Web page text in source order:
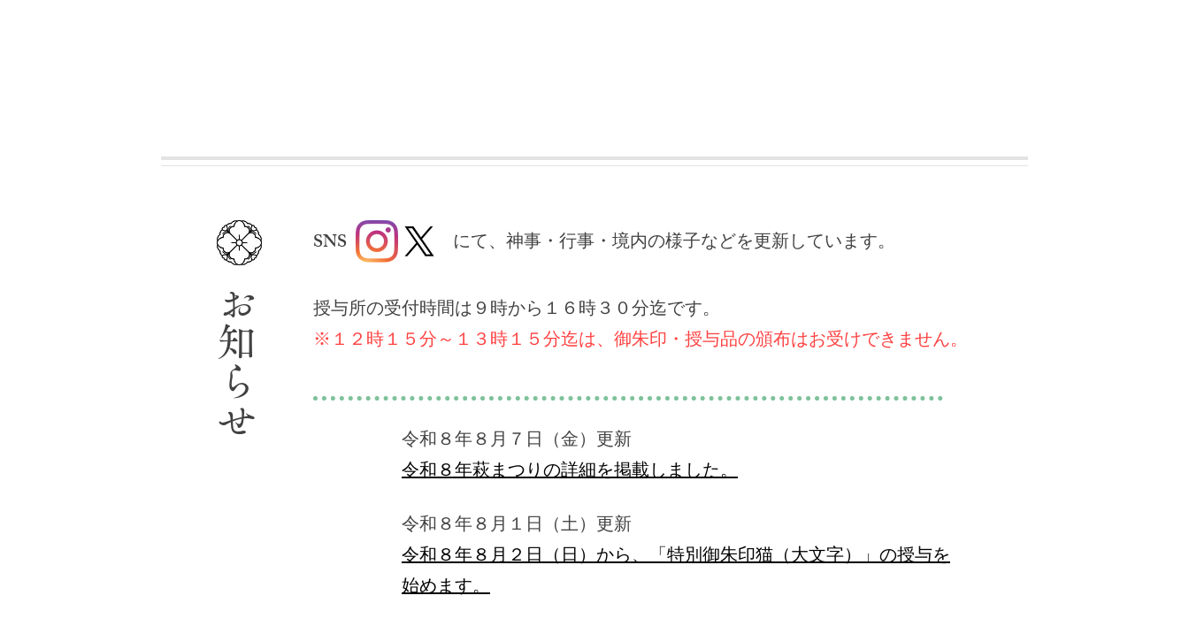
​お知らせ
​SNS にて、神事・行事・境内の様子などを更新しています。
授与所の受付時間は​９時から１６時３０分迄です。
※１２時１５分～１３時１５分迄は、御朱印・授与品の頒布はお受けできません。
令和８年８月７日（金）更新
令和８年萩まつりの詳細を掲載しました。
令和８年８月１日（土）更新
令和８年８月２日（日）から、「特別御朱印猫（大文字）」の授与を
始めます。